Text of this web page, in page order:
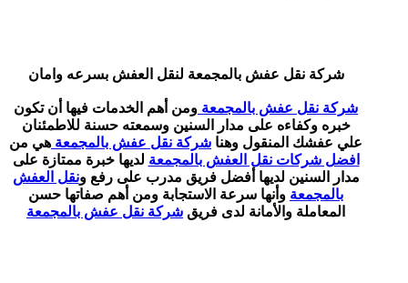
شركة نقل عفش بالمجمعة لنقل العفش بسرعه وامان
شركة نقل عفش بالمجمعة ومن أهم الخدمات فيها أن تكون
خبره وكفاءه على مدار السنين وسمعته حسنة للاطمئنان
علي عفشك المنقول وهنا شركة نقل عفش بالمجمعة هي من
افضل شركات نقل العفش بالمجمعة لديها خبرة ممتازة على
مدار السنين لديها أفضل فريق مدرب على رفع ونقل العفش
بالمجمعة وأنها سرعة الاستجابة ومن أهم صفاتها حسن
المعاملة والأمانة لدى فريق شركة نقل عفش بالمجمعة